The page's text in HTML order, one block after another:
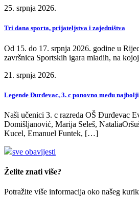
25. srpnja 2026.
Tri dana sporta, prijateljstva i zajedništva
Od 15. do 17. srpnja 2026. godine u
završnica Sportskih igara mladih, na
21. srpnja 2026.
Legende Đurđevac, 3. c ponovno među
Naši učenici 3. c razreda OŠ Đurđevac
Domišljanović, Marija Seleš,
Kucel, Emanuel Funtek, […]
sve obavijesti
Želite znati više?
Potražite više informacija oko našeg